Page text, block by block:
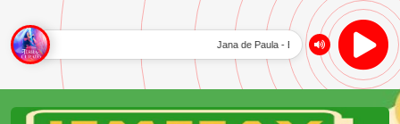
Jana de Paula - Está Aqui